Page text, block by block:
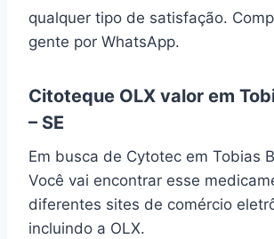
qualquer tipo de satisfação.
gente por WhatsApp.
Citoteque OLX valor em
– SE
Em busca de Cytotec em Tobias
Você vai encontrar esse
diferentes sites de comércio
incluindo a OLX.